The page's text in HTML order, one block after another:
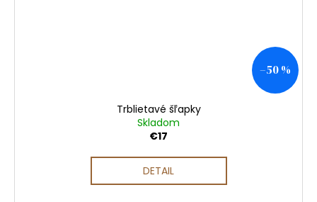
–50 %
Trblietavé šľapky
Skladom
€17
DETAIL